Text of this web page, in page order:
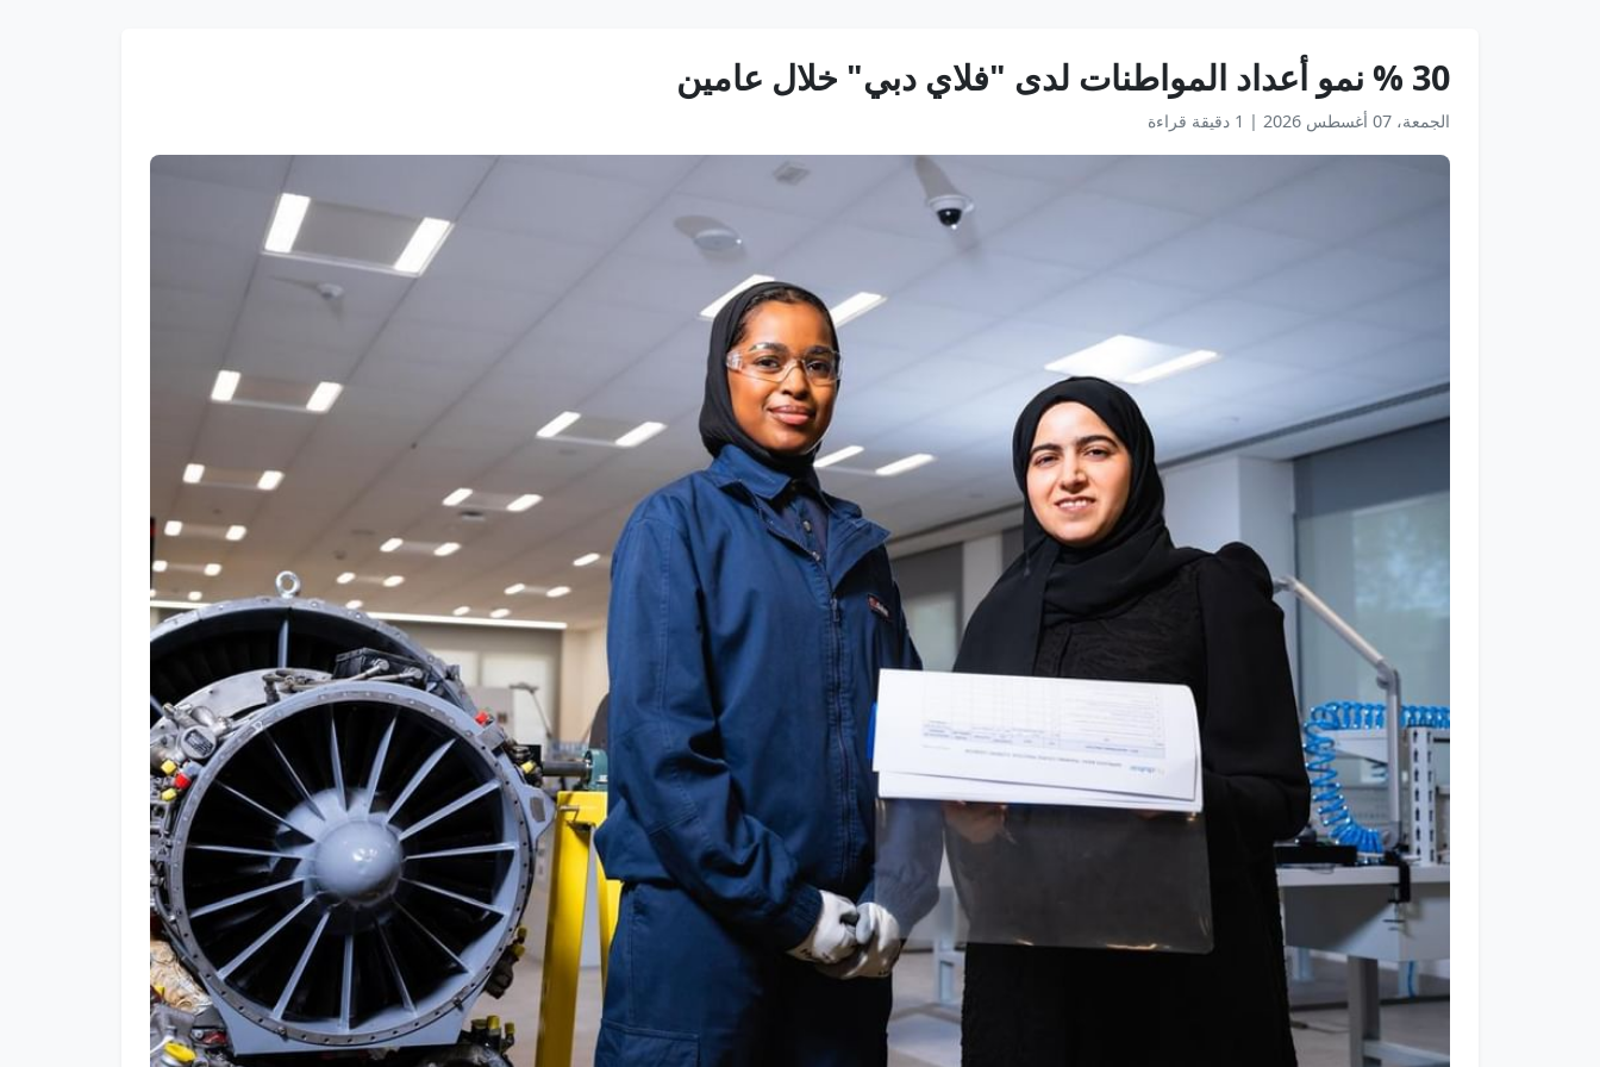
30 % نمو أعداد المواطنات لدى "فلاي دبي" خلال عامين
الجمعة، 07 أغسطس 2026 | 1 دقيقة قراءة